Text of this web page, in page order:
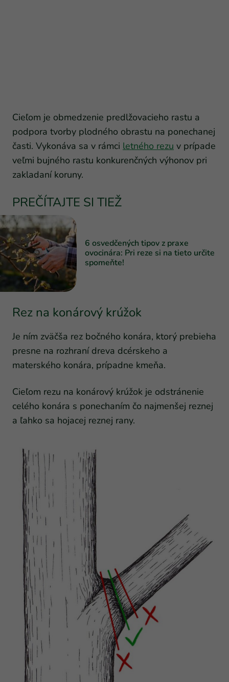
Cieľom je obmedzenie predlžovacieho rastu a
podpora tvorby plodného obrastu na ponechanej
časti. Vykonáva sa v rámci letného rezu v prípade
veľmi bujného rastu konkurenčných výhonov pri
zakladaní koruny.
PREČÍTAJTE SI TIEŽ
6 osvedčených tipov z praxe
ovocinára: Pri reze si na tieto určite
spomeňte!
Rez na konárový krúžok
Je ním zväčša rez bočného konára, ktorý prebieha
presne na rozhraní dreva dcérskeho a
materského konára, prípadne kmeňa.
Cieľom rezu na konárový krúžok je odstránenie
celého konára s ponechaním čo najmenšej reznej
a ľahko sa hojacej reznej rany.